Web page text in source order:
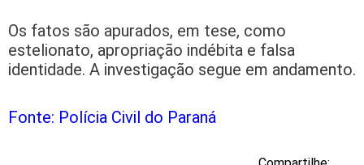
Os fatos são apurados, em tese, como
estelionato, apropriação indébita e falsa
identidade. A investigação segue em andamento.
Fonte: Polícia Civil do Paraná